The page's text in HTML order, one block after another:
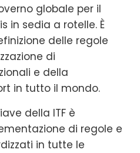
globale per il
in sedia a rotelle. È
delle regole
di
e della
in tutto il mondo.
della ITF è
di regole e
in tutte le